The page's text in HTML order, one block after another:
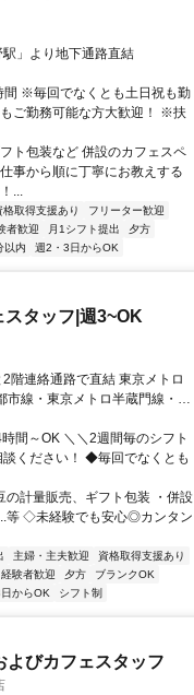
」より地下通路直結
※毎回でなくとも土日祝も勤
ご勤務可能な方大歓迎！ ※扶
ト包装など 併設のカフェスペ
事から順に丁寧にお教えする
...
格取得支援あり
フリーター歓迎
者歓迎 月1シフト提出
夕方
以内 週2・3日からOK
タッフ|週3~OK
階連絡通路で直結 東京メトロ
市線・東京メトロ半蔵門線・副
間～OK ＼＼2週間毎のシフト
ください！ ◆毎回でなくとも
の計量販売、ギフト包装 ・併設
等 ◇未経験でも安心◎カンタン
主婦・主夫歓迎
資格取得支援あり
経験者歓迎 夕方
ブランクOK
からOK シフト制
よびカフェスタッフ